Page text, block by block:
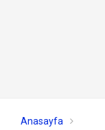
Anasayfa